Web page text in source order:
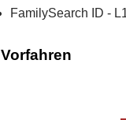
FamilySearch ID -
Vorfahren